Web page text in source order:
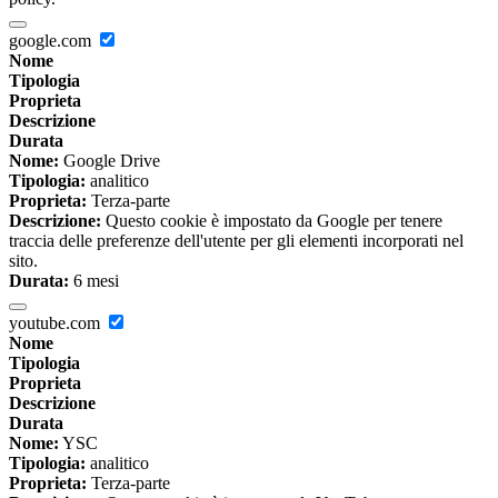
google.com
Nome
Tipologia
Proprieta
Descrizione
Durata
Nome: Google Drive
Tipologia: analitico
Proprieta: Terza-parte
Descrizione: Questo cookie è impostato da Google per tenere
traccia delle preferenze dell'utente per gli elementi incorporati nel
sito.
Durata: 6 mesi
youtube.com
Nome
Tipologia
Proprieta
Descrizione
Durata
Nome: YSC
Tipologia: analitico
Proprieta: Terza-parte